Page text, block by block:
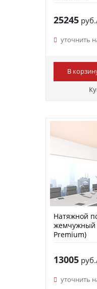
25245
уточнить
В
Натяжной
жемчужный
Premium)
13005
уточнить